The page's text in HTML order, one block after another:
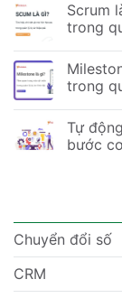
Scrum
trong
trong
Tự
bước
Chuyển đổi số
CRM